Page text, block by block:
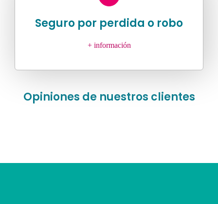
Seguro por perdida o robo
+ información
Opiniones de nuestros clientes